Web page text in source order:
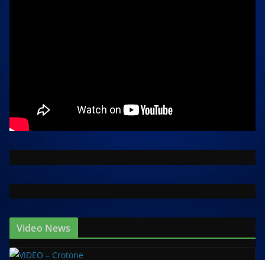
Video News